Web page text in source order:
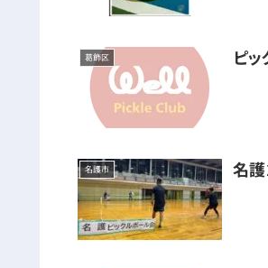
葛飾区 ピ
名護市 名